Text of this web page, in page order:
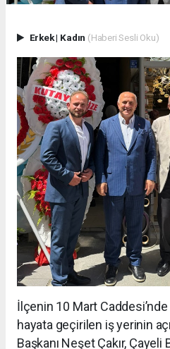
Erkek| Kadın (Haberi Sesli Oku)
İlçenin 10 Mart
hayata geçirilen iş yerinin
Başkanı Neşet Çakır,